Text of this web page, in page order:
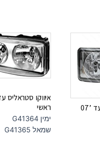
איווקו סטראליס לד עד ’07
ראשי
ימין G41364
שמאל G41365